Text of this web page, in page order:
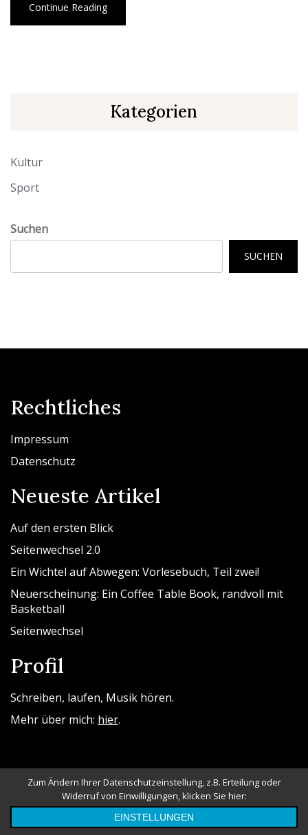
Continue Reading
Kategorien
Kultur
Sport
Suchen
SUCHEN
Rechtliches
Impressum
Datenschutz
Neueste Artikel
Auf den ersten Blick
Seitenwechsel 2.0
Ein Wichtel auf Abwegen: Vorlesebuch, Teil zwei!
Neuerscheinung: Ein Coffee Table Book, randvoll mit
Basketball
Seitenwechsel
Profil
Schreiben, laufen, Musik hören.
Mehr über mich: hier.
Powered By WordPress |Messina Blog
Zum Ändern Ihrer Datenschutzeinstellung, z.B. Erteilung oder
Widerruf von Einwilligungen, klicken Sie hier:
EINSTELLUNGEN